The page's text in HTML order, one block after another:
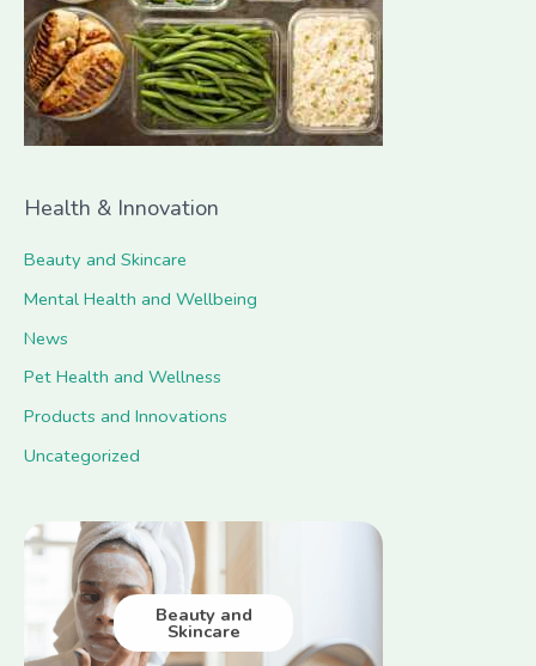
o
r
:
Health & Innovation
Beauty and Skincare
Mental Health and Wellbeing
News
Pet Health and Wellness
Products and Innovations
Uncategorized
Beauty and
Skincare